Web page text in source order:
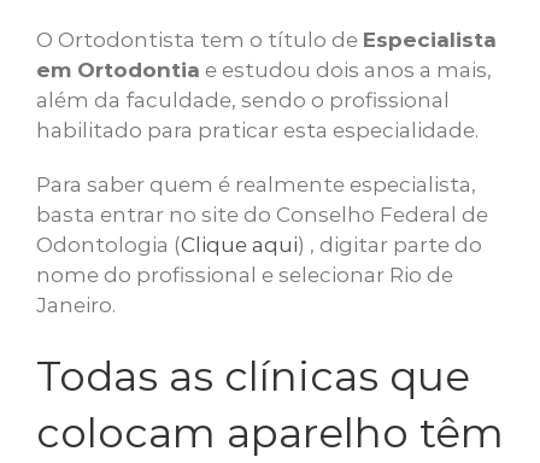
O Ortodontista tem o título de Especialista
em Ortodontia e estudou dois anos a mais,
além da faculdade, sendo o profissional
habilitado para praticar esta especialidade.
Para saber quem é realmente especialista,
basta entrar no site do Conselho Federal de
Odontologia (Clique aqui) , digitar parte do
nome do profissional e selecionar Rio de
Janeiro.
Todas as clínicas que
colocam aparelho têm